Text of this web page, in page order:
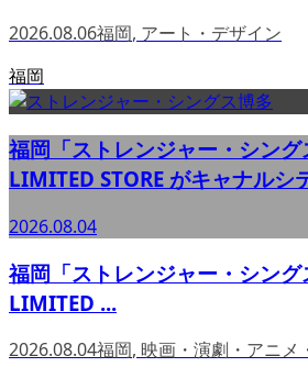
2026.08.06福岡, アート・デザイン
福岡
福岡「ストレンジャー・シング
LIMITED STORE がキャナルシ
2026.08.04
福岡「ストレンジャー・シング
LIMITED ...
2026.08.04福岡, 映画・演劇・アニメ